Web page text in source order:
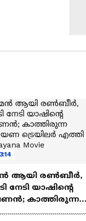
ആയി രൺബീർ,
നേടി യാഷിന്റെ
കാത്തിരുന്ന
ട്രെയിലർ